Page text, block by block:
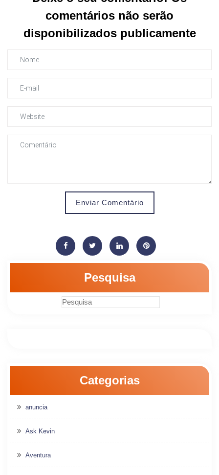
comentários não serão
disponibilizados publicamente
Enviar Comentário
Pesquisa
Categorias
anuncia
Ask Kevin
Aventura